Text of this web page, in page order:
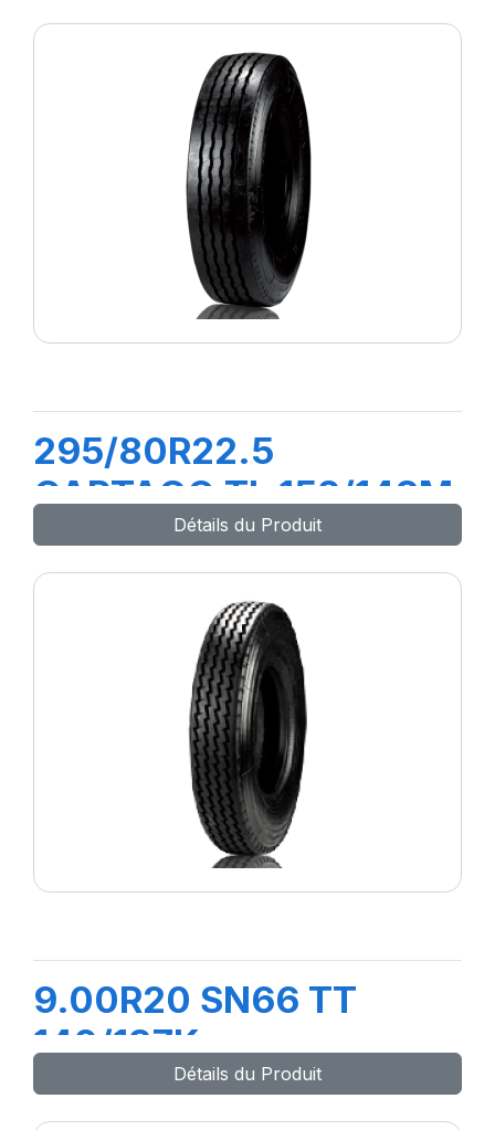
295/80R22.5
CARTAGO TL 152/148M
Détails du Produit
9.00R20 SN66 TT
140/137K
Détails du Produit